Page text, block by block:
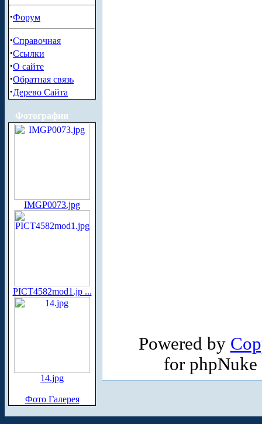
·Форум
·Справочная
·Ссылки
·О сайте
·Обратная связь
·Дерево Сайта
Фотографии
IMGP0073.jpg
PICT4582mod1.jp ...
14.jpg
Фото Галерея
Powered by
for